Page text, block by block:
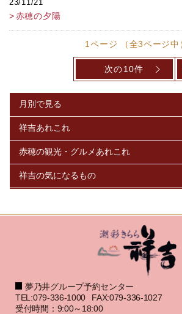
23/11/21
赤穂の夕陽
1ページ （全3ページ中
次の10件
夢乃井グループ予約センター
TEL:079-336-1000
FAX:079-336-1027
受付時間：9:00～18:00